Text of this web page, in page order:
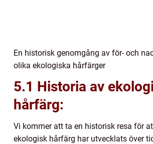
En historisk genomgång av för- och
olika ekologiska hårfärger
5.1 Historia av
hårfärg:
Vi kommer att ta en historisk resa för
ekologisk hårfärg har utvecklats över